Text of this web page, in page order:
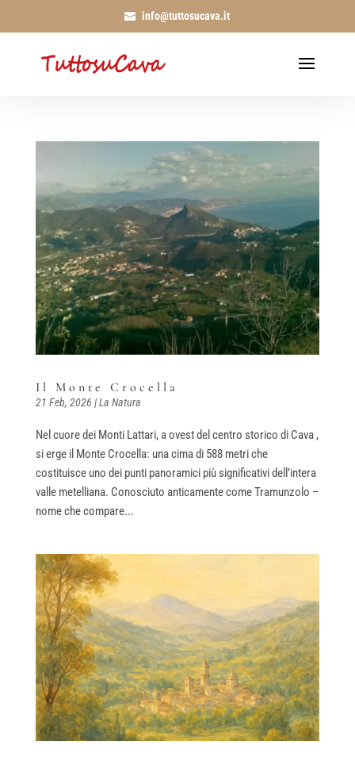
info@tuttosucava.it
Il Monte Crocella
21 Feb, 2026 |La Natura
Nel cuore dei Monti Lattari, a ovest del centro storico di Cava ,
si erge il Monte Crocella: una cima di 588 metri che
costituisce uno dei punti panoramici più significativi dell’intera
valle metelliana. Conosciuto anticamente come Tramunzolo –
nome che compare...